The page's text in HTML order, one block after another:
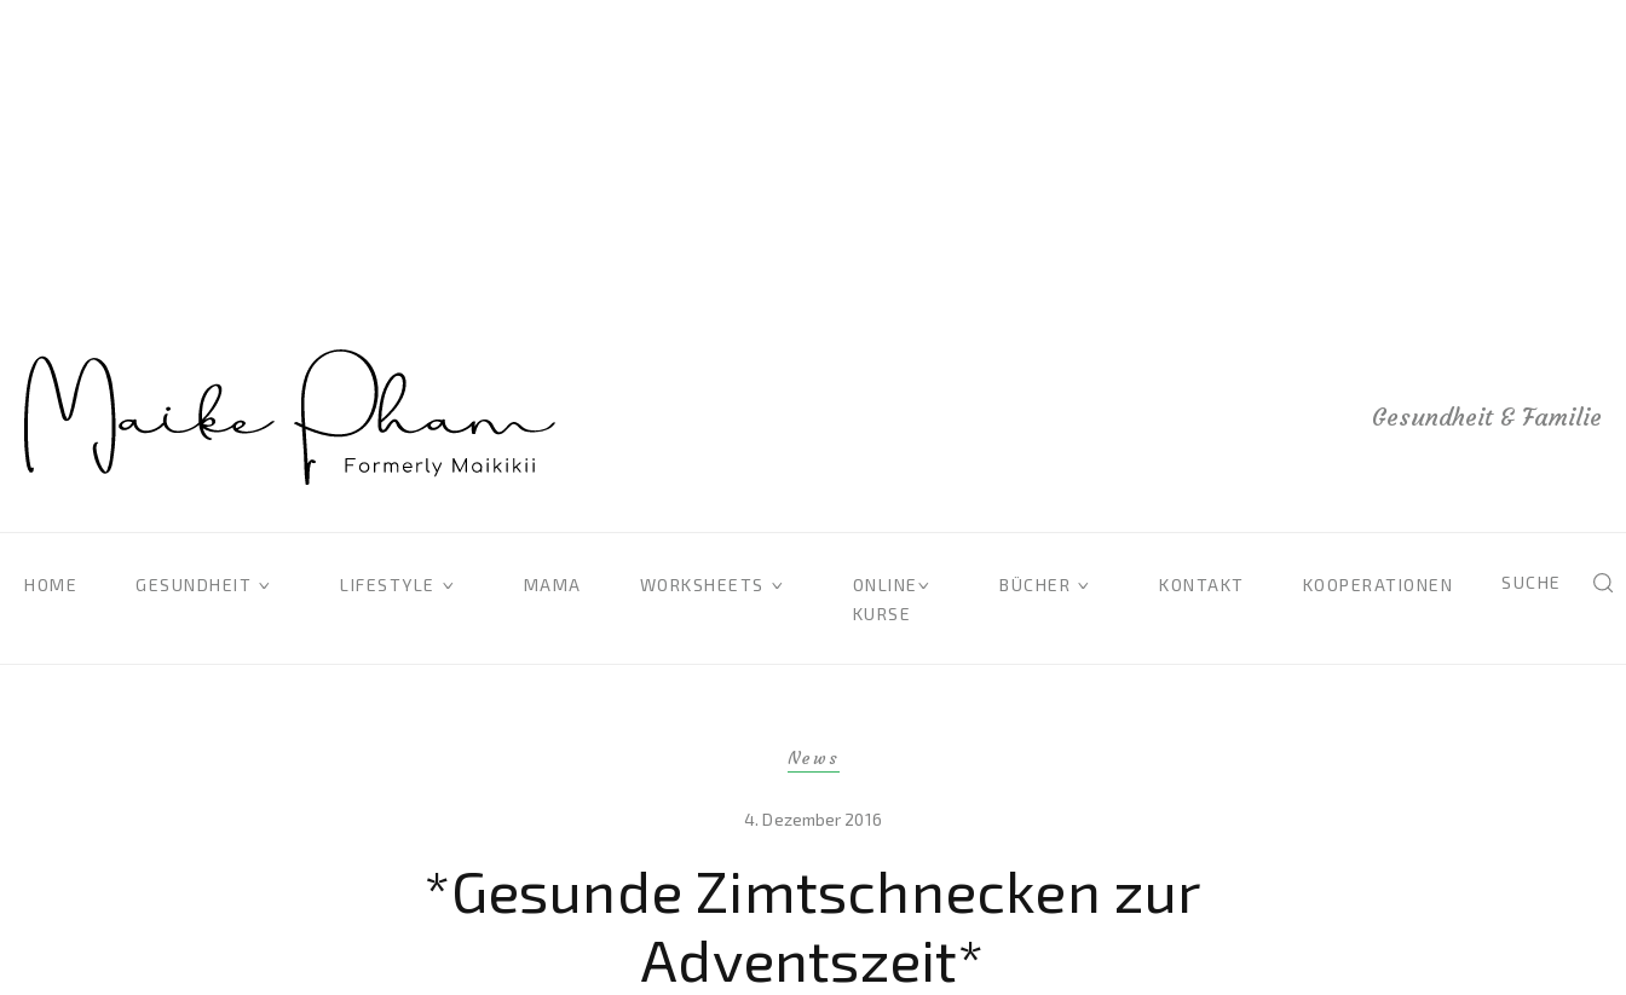
Gesundheit & Familie
HOME GESUNDHEIT LIFESTYLE MAMA WORKSHEETS
ONLINE
KURSE
BÜCHER KONTAKT KOOPERATIONEN SUCHE
News
4. Dezember 2016
*Gesunde Zimtschnecken zur
Adventszeit*